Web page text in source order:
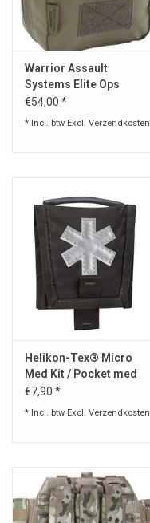
Speelgoed
Survival
Warrior Assault
Systems Elite Ops
Medic Rip Off Pouch
€54,00 *
* Incl. btw Excl. Verzendkosten
Helikon-Tex® Micro
Med Kit / Pocket med
Insert
€7,90 *
* Incl. btw Excl. Verzendkosten